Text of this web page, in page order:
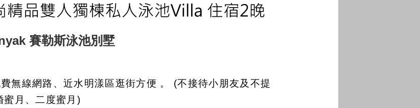
賽勒斯泳池別墅
無線網路、近水明漾區逛街方便 。 (不接待小朋友及不提
婚蜜月、二度蜜月)